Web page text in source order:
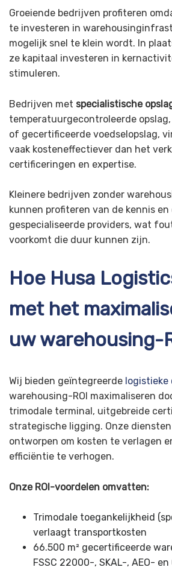
Groeiende bedrijven profiteren
te investeren in
mogelijk snel te klein wordt. In
ze kapitaal investeren in
stimuleren.
Bedrijven met specialistische
temperatuurgecontroleerde
of gecertificeerde voedselopslag,
vaak kosteneffectiever dan het
certificeringen en expertise.
Kleinere bedrijven zonder
kunnen profiteren van de kennis
gespecialiseerde providers, wat
voorkomt die duur kunnen zijn.
Hoe Husa
met het
uw warehousing-
Wij bieden geïntegreerde logistieke
warehousing-ROI maximaliseren
trimodale terminal, uitgebreide
strategische ligging. Onze
ontworpen om kosten te verlagen
efficiëntie te verhogen.
Onze ROI-voordelen omvatten:
Trimodale toegankelijkheid
verlaagt transportkosten
66.500 m² gecertificeerde
FSSC 22000-, SKAL-, AEO- en